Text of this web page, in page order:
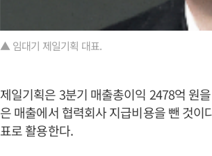
▲ 임대기 제일기획 대표.
제일기획은 3분기 매출총이익 2478억 원
은 매출에서 협력회사 지급비용을 뺀 것
표로 활용한다.